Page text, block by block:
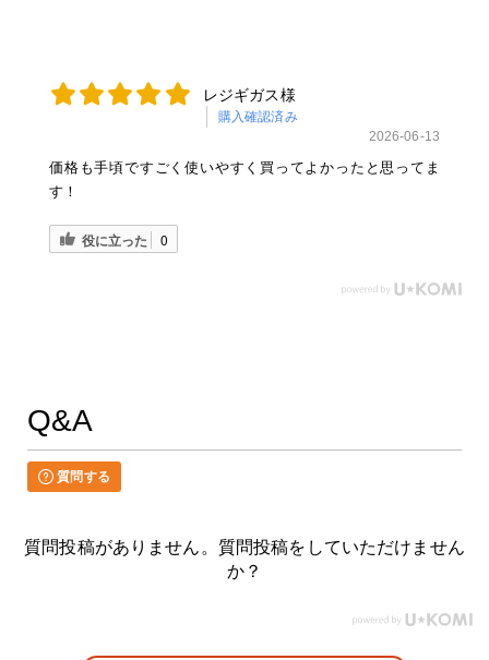
レジギガス様
購入確認済み
2026-06-13
価格も手頃ですごく使いやすく買ってよかったと思ってま
す！
役に立った 0
Q&A
質問する
質問投稿がありません。質問投稿をしていただけません
か？